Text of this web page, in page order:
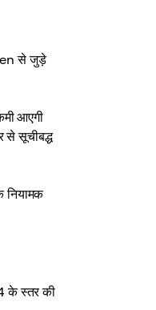
से जुड़े
आएगी
से सूचीबद्ध
नियामक
के स्तर की